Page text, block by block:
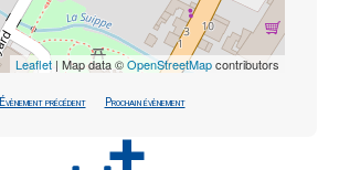
Leaflet| Map data ©OpenStreetMapcontributors
Évènement précédent Prochain évènement